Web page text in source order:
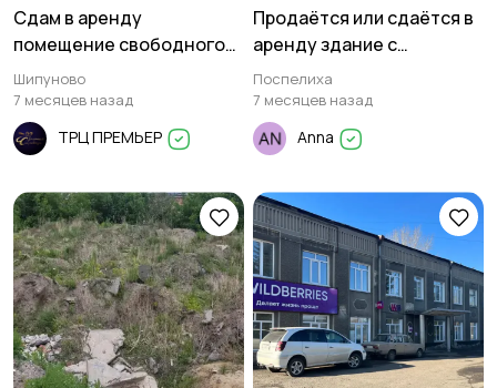
Сдам в аренду
помещение свободного
назначения площадью 175
м² в Шипуново
Шипуново
7 месяцев назад
ТРЦ ПРЕМЬЕР
Продаётся или сдаётся в
аренду здание с
капитальным ремонтом в
Поспелихе
Поспелиха
7 месяцев назад
Anna